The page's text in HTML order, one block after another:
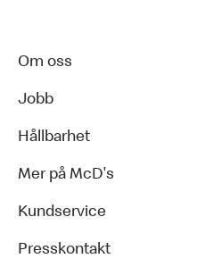
Om oss
Jobb
Hållbarhet
Mer på McD's
Kundservice
Presskontakt